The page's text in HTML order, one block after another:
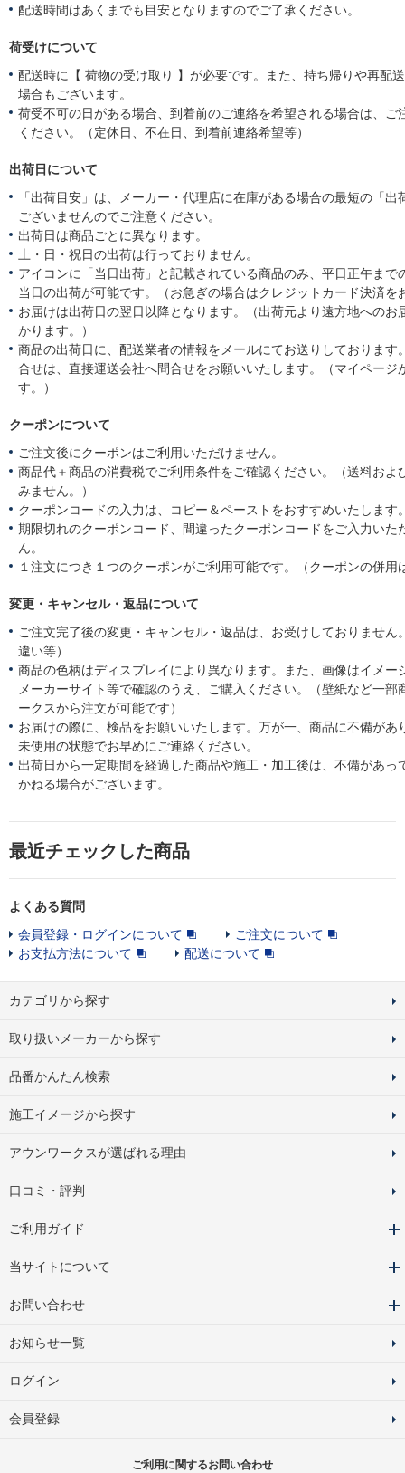
配送時間はあくまでも目安となりますのでご了承ください。
荷受けについて
配送時に【 荷物の受け取り 】が必要です。また、持ち帰りや再配
場合もございます。
荷受不可の日がある場合、到着前のご連絡を希望される場合は、ご
ください。（定休日、不在日、到着前連絡希望等）
出荷日について
「出荷目安」は、メーカー・代理店に在庫がある場合の最短の「
ございませんのでご注意ください。
出荷日は商品ごとに異なります。
土・日・祝日の出荷は行っておりません。
アイコンに「当日出荷」と記載されている商品のみ、平日正午まで
当日の出荷が可能です。（お急ぎの場合はクレジットカード決済を
お届けは出荷日の翌日以降となります。（出荷元より遠方地へのお
かります。）
商品の出荷日に、配送業者の情報をメールにてお送りしております
合せは、直接運送会社へ問合せをお願いいたします。（マイページ
す。）
クーポンについて
ご注文後にクーポンはご利用いただけません。
商品代＋商品の消費税でご利用条件をご確認ください。（送料およ
みません。）
クーポンコードの入力は、コピー＆ペーストをおすすめいたします
期限切れのクーポンコード、間違ったクーポンコードをご入力いた
ん。
１注文につき１つのクーポンがご利用可能です。（クーポンの併用
変更・キャンセル・返品について
ご注文完了後の変更・キャンセル・返品は、お受けしておりません
違い等）
商品の色柄はディスプレイにより異なります。また、画像はイメー
メーカーサイト等で確認のうえ、ご購入ください。（壁紙など一部
ークスから注文が可能です）
お届けの際に、検品をお願いいたします。万が一、商品に不備があ
未使用の状態でお早めにご連絡ください。
出荷日から一定期間を経過した商品や施工・加工後は、不備があっ
かねる場合がございます。
最近チェックした商品
よくある質問
会員登録・ログインについて
ご注文について
お支払方法について
配送について
カテゴリから探す
取り扱いメーカーから探す
品番かんたん検索
施工イメージから探す
アウンワークスが選ばれる理由
口コミ・評判
ご利用ガイド
当サイトについて
お問い合わせ
お知らせ一覧
ログイン
会員登録
ご利用に関するお問い合わせ